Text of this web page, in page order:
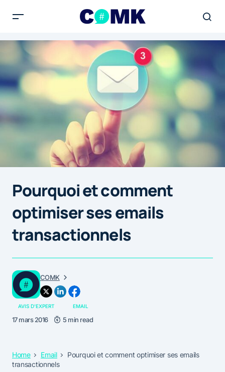
Pourquoi et comment
optimiser ses emails
transactionnels
COMK
AVIS D'EXPERT EMAIL
17 mars 2016 5 min read
Home Email
Pourquoi et comment optimiser ses emails
transactionnels